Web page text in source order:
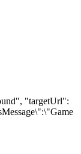
"targetUrl":